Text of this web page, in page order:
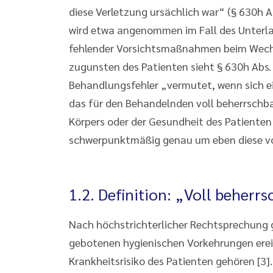
diese Verletzung ursächlich war“ (§ 630h
wird etwa angenommen im Fall des
fehlender Vorsichtsmaßnahmen beim
zugunsten des Patienten sieht § 630h Abs.
Behandlungsfehler „vermutet, wenn sich
das für den Behandelnden voll
Körpers oder der Gesundheit des
schwerpunktmäßig genau um eben diese
1.2. Definition: „Voll
Nach höchstrichterlicher
gebotenen hygienischen Vorkehrungen
Krankheitsrisiko des Patienten gehören